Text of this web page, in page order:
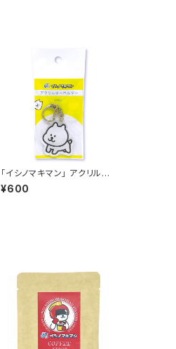
「イシノマキマン」 アクリルキ
ーホルダー（イーヌ）
¥600